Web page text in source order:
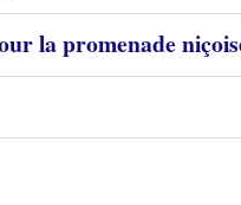
la promenade